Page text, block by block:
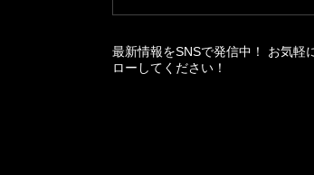
最新情報をSNSで発信中！ お気軽
ローしてください！